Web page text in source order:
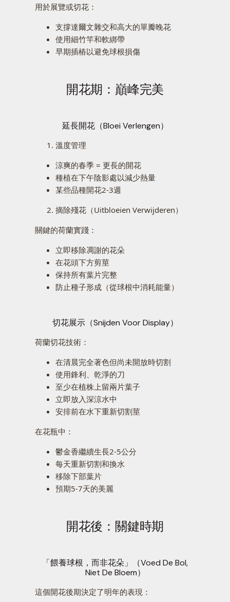
用於展覽或切花：
支撐達爾文雜交和高大的單瓣晚花
使用細竹竿和軟綁帶
早期插樁以避免球根損傷
開花期：巔峰完美
延長開花（Bloei Verlengen）
溫度管理
涼爽的春季 = 更長的開花
種植在下午陰影處以減少熱量
某些品種開花2-3週
摘除殘花（Uitbloeien Verwijderen）
關鍵的荷蘭實踐：
立即移除凋謝的花朵
在花頭下方剪莖
保持所有葉片完整
防止種子形成（從球根中消耗能量）
切花展示（Snijden Voor Display）
荷蘭切花技術：
在清晨完全著色但尚未開放時切割
使用鋒利、乾淨的刀
至少在植株上留兩片葉子
立即放入深涼水中
安排前在水下重新切割莖
在花瓶中：
鬱金香繼續生長2-5公分
每天重新切割和換水
移除下部葉片
預期5-7天的美麗
開花後：關鍵時期
「餵養球根，而非花朵」（Voed De Bol,
Niet De Bloem）
這個開花後期決定了明年的表現：